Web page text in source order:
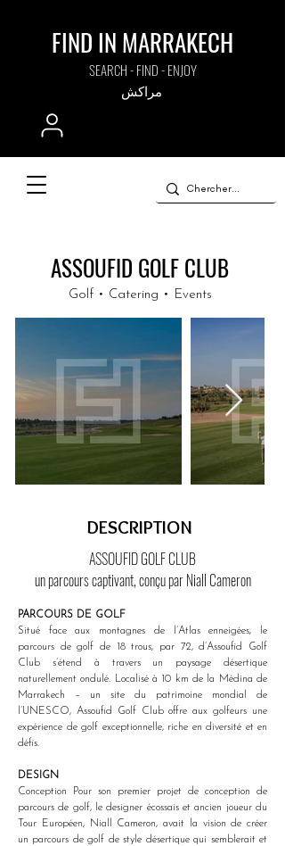
FIND IN MARRAKECH
SEARCH - FIND - ENJOY
مراكش
ASSOUFID GOLF CLUB
Golf • Catering • Events
DESCRIPTION
ASSOUFID GOLF CLUB
un parcours captivant, conçu par Niall Cameron
PARCOURS DE GOLF
Situé face aux montagnes de l’Atlas enneigées, le
parcours de golf de 18 trous, par 72, d’Assoufid Golf
Club s’étend à travers un paysage désertique
naturellement ondulé. Localisé à 10 km de la Médina de
Marrakech – un site du patrimoine mondial de
l’UNESCO, Assoufid Golf Club offre aux golfeurs une
expérience de golf exceptionnelle, riche en diversité et en
défis.
DESIGN
Conception Pour son premier projet de conception de
parcours de golf, le designer écossais et ancien joueur du
Tour Européen, Niall Cameron, avait la vision de créer
un parcours de golf de style désertique qui semblerait et